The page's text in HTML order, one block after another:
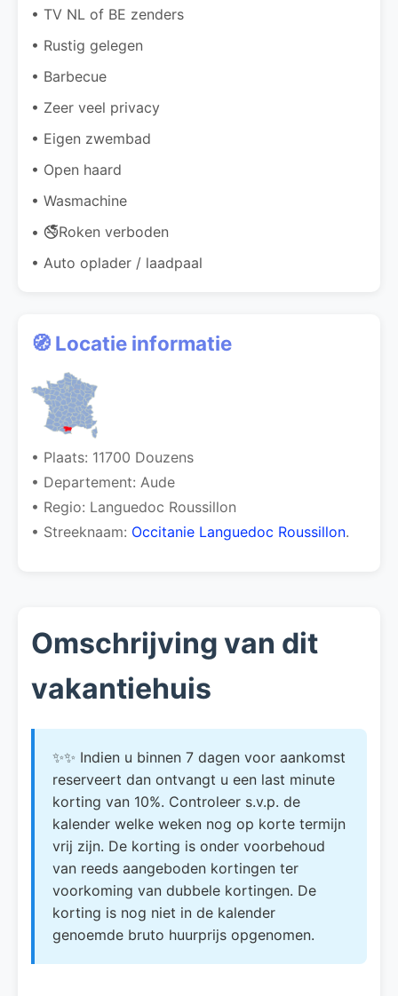
• TV NL of BE zenders
• Rustig gelegen
• Barbecue
• Zeer veel privacy
• Eigen zwembad
• Open haard
• Wasmachine
• 🚭Roken verboden
• Auto oplader / laadpaal
🧭 Locatie informatie
• Plaats: 11700 Douzens
• Departement: Aude
• Regio: Languedoc Roussillon
• Streeknaam: Occitanie Languedoc Roussillon.
Omschrijving van dit
vakantiehuis
✨✨ Indien u binnen 7 dagen voor aankomst
reserveert dan ontvangt u een last minute
korting van 10%. Controleer s.v.p. de
kalender welke weken nog op korte termijn
vrij zijn. De korting is onder voorbehoud
van reeds aangeboden kortingen ter
voorkoming van dubbele kortingen. De
korting is nog niet in de kalender
genoemde bruto huurprijs opgenomen.